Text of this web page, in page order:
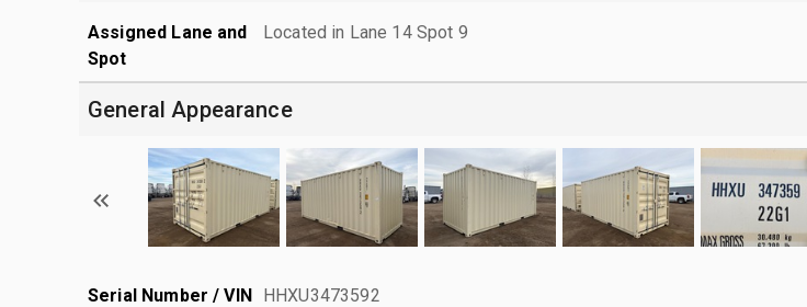
Assigned Lane and
Spot
Located in Lane 14 Spot 9
General Appearance
Serial Number / VIN HHXU3473592